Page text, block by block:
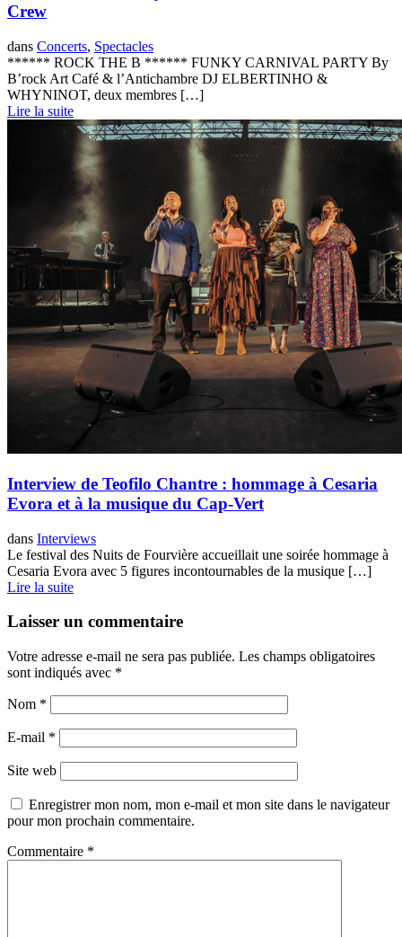
Crew
dans Concerts, Spectacles
****** ROCK THE B ****** FUNKY CARNIVAL PARTY By
B’rock Art Café & l’Antichambre DJ ELBERTINHO &
WHYNINOT, deux membres […]
Lire la suite
Interview de Teofilo Chantre : hommage à Cesaria
Evora et à la musique du Cap-Vert
dans Interviews
Le festival des Nuits de Fourvière accueillait une soirée hommage à
Cesaria Evora avec 5 figures incontournables de la musique […]
Lire la suite
Laisser un commentaire
Votre adresse e-mail ne sera pas publiée. Les champs obligatoires
sont indiqués avec *
Nom *
E-mail *
Site web
Enregistrer mon nom, mon e-mail et mon site dans le navigateur
pour mon prochain commentaire.
Commentaire *